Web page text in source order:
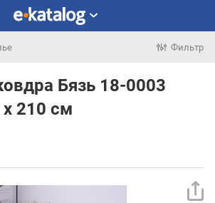
Фильтр
Бязь 18-0003
210 см